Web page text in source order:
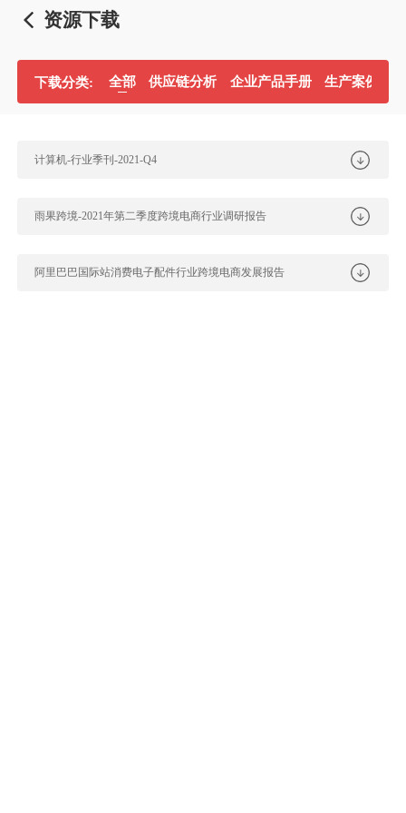
资源下载
下载分类: 全部 供应链分析 企业产品手册 生产案例分析
计算机-行业季刊-2021-Q4
雨果跨境-2021年第二季度跨境电商行业调研报告
阿里巴巴国际站消费电子配件行业跨境电商发展报告